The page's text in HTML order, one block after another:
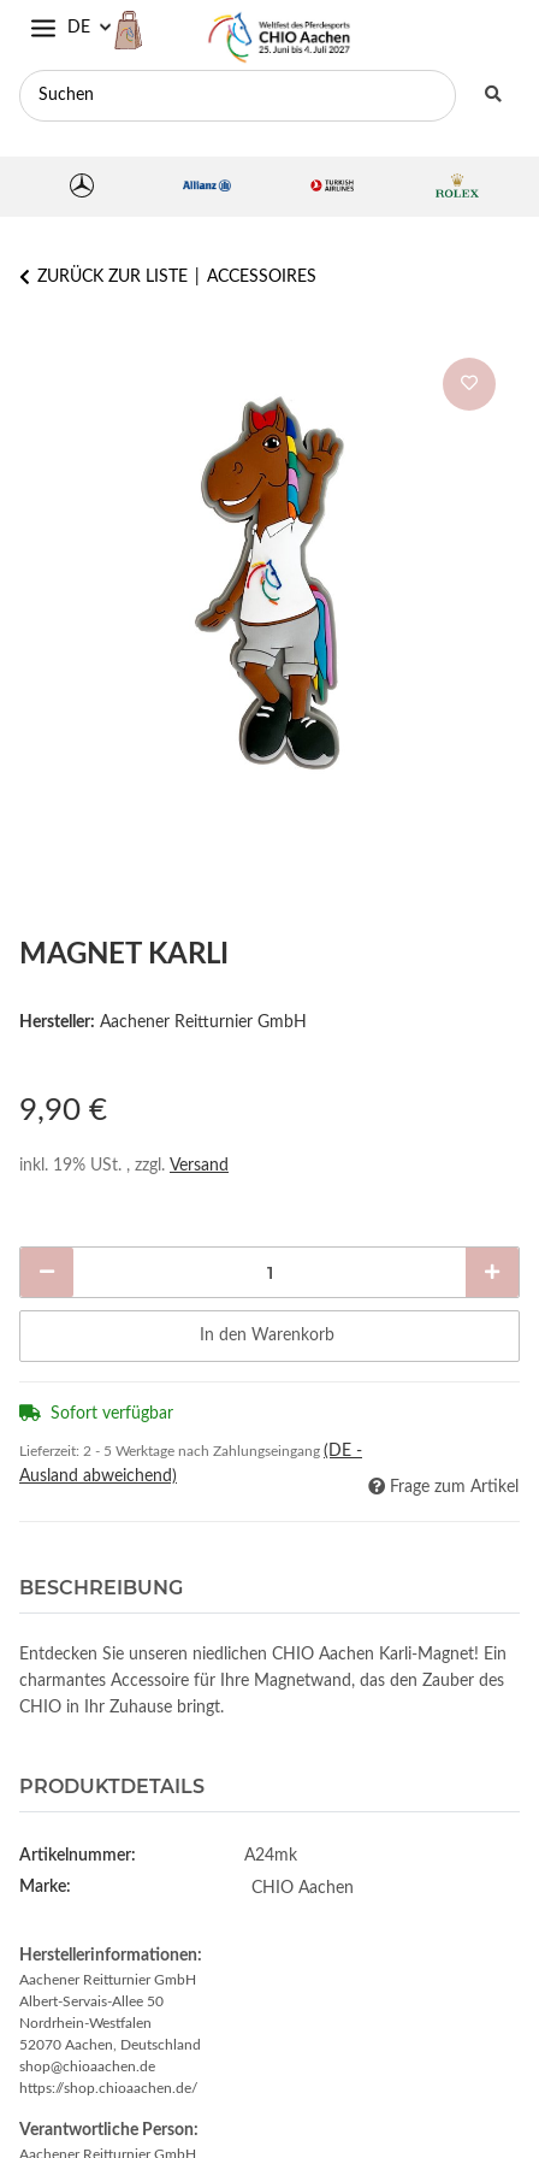
DE
ZURÜCK ZUR LISTE ACCESSOIRES
MAGNET KARLI
Hersteller: Aachener Reitturnier GmbH
9,90 €
inkl. 19% USt. , zzgl. Versand
In den Warenkorb
Sofort verfügbar
Lieferzeit: 2 - 5 Werktage nach Zahlungseingang (DE -
Ausland abweichend)
Frage zum Artikel
BESCHREIBUNG
Entdecken Sie unseren niedlichen CHIO Aachen Karli-Magnet! Ein
charmantes Accessoire für Ihre Magnetwand, das den Zauber des
CHIO in Ihr Zuhause bringt.
PRODUKTDETAILS
Artikelnummer:
A24mk
Marke:
CHIO Aachen
Herstellerinformationen:
Aachener Reitturnier GmbH
Albert-Servais-Allee 50
Nordrhein-Westfalen
52070 Aachen, Deutschland
shop@chioaachen.de
https://shop.chioaachen.de/
Verantwortliche Person:
Aachener Reitturnier GmbH